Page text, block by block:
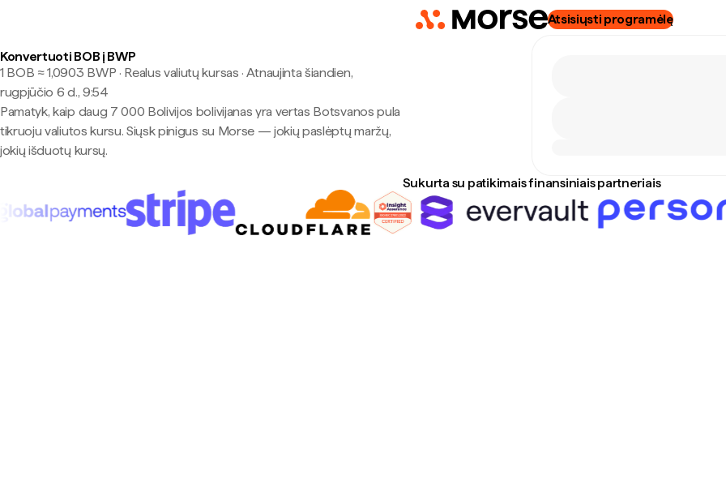
Atsisiųsti programėlę
Konvertuoti BOB į BWP
1 BOB ≈ 1,0903 BWP · Realus valiutų kursas · Atnaujinta šiandien,
rugpjūčio 6 d., 9:54
Pamatyk, kaip daug 7 000 Bolivijos bolivijanas yra vertas Botsvanos pula
tikruoju valiutos kursu. Siųsk pinigus su Morse — jokių paslėptų maržų,
jokių išduotų kursų.
Sukurta su patikimais finansiniais partneriais